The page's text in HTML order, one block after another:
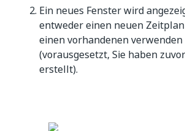
Ein neues Fenster wird
entweder einen neuen
einen vorhandenen
(vorausgesetzt, Sie haben
erstellt).